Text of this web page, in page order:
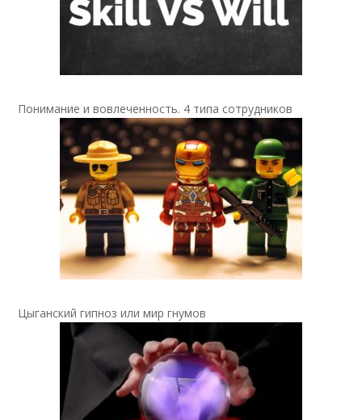
Понимание и вовлеченность. 4 типа сотрудников
Цыганский гипноз или мир гнумов